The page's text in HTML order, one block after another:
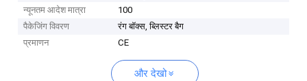
न्यूनतम आदेश मात्रा
100
पैकेजिंग विवरण
रंग बॉक्स, ब्लिस्टर बैग
प्रमाणन
CE
और देखो